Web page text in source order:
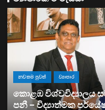
ව්‍යාපාර